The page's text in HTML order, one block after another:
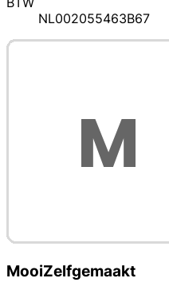
NL002055463B67
MooiZelfgemaakt